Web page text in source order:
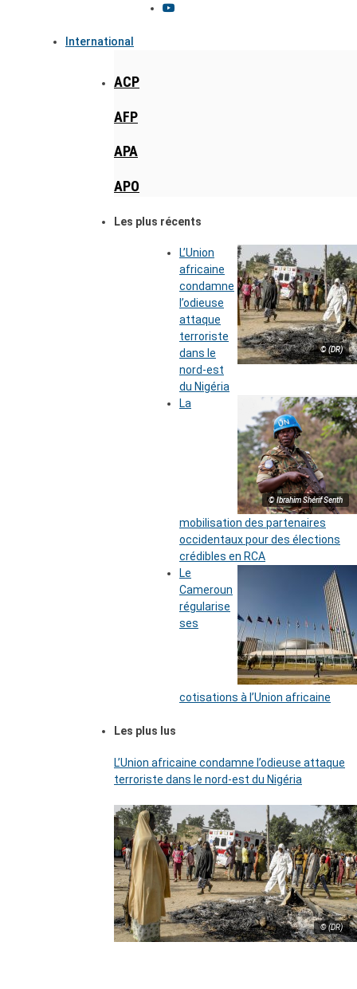
International
ACP
AFP
APA
APO
Les plus récents
© (DR)
L’Union
africaine
condamne
l’odieuse
attaque
terroriste
dans le
nord-est
du Nigéria
© Ibrahim Shérif Senth
La
mobilisation des partenaires
occidentaux pour des élections
crédibles en RCA
Le
Cameroun
régularise
ses
cotisations à l’Union africaine
Les plus lus
L’Union africaine condamne l’odieuse attaque
terroriste dans le nord-est du Nigéria
© (DR)